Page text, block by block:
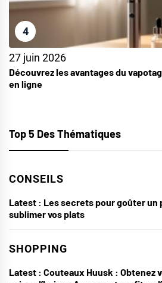
4
27 juin 2026
Découvrez les avantages du
en ligne
Top 5 Des Thématiques
CONSEILS
Latest : Les secrets pour goûter un
sublimer vos plats
SHOPPING
Latest : Couteaux Huusk : Obtenez